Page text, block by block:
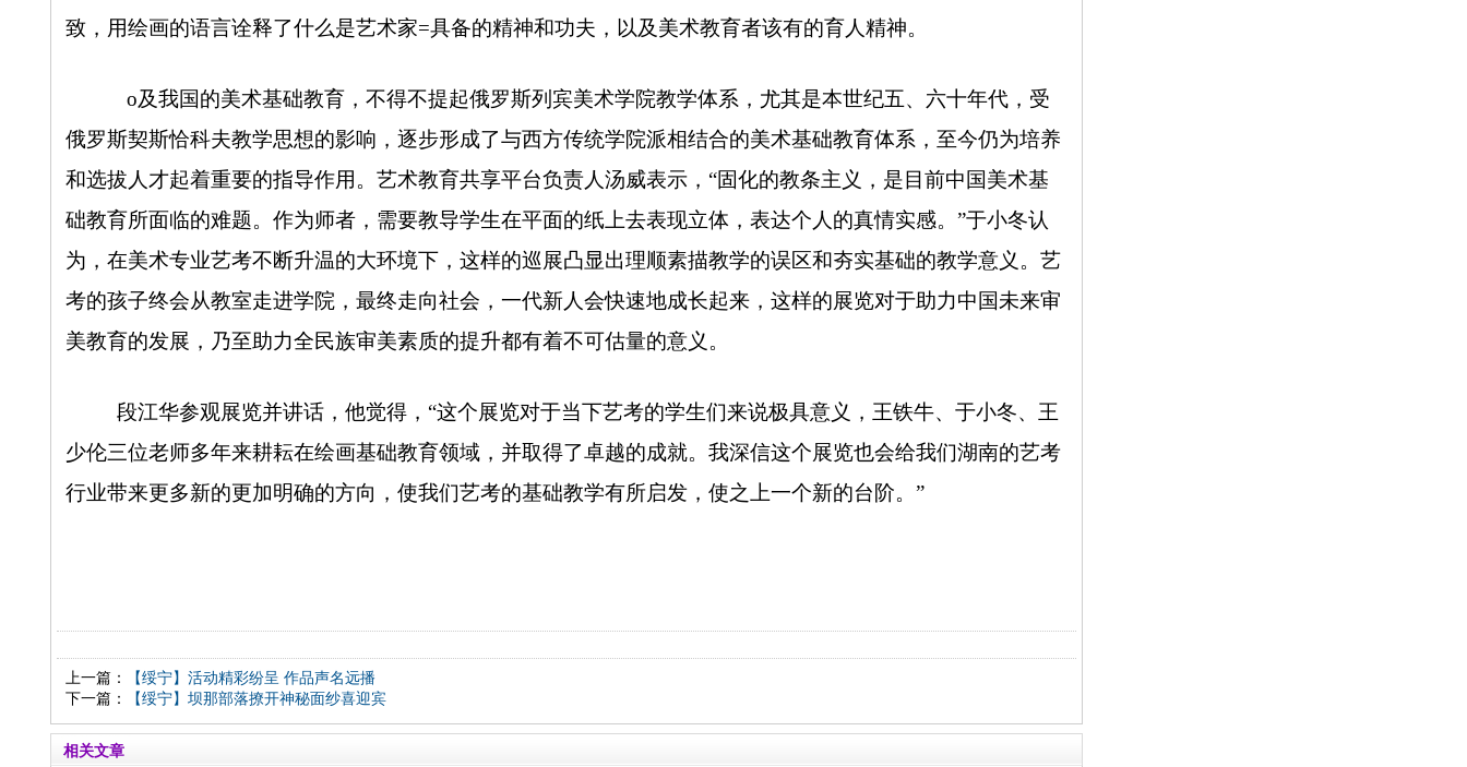
致，用绘画的语言诠释了什么是艺术家=具备的精神和功夫，以及美术教育者该有的育人精神。
o及我国的美术基础教育，不得不提起俄罗斯列宾美术学院教学体系，尤其是本世纪五、六十年代，受
俄罗斯契斯恰科夫教学思想的影响，逐步形成了与西方传统学院派相结合的美术基础教育体系，至今仍为培养
和选拔人才起着重要的指导作用。艺术教育共享平台负责人汤威表示，“固化的教条主义，是目前中国美术基
础教育所面临的难题。作为师者，需要教导学生在平面的纸上去表现立体，表达个人的真情实感。”于小冬认
为，在美术专业艺考不断升温的大环境下，这样的巡展凸显出理顺素描教学的误区和夯实基础的教学意义。艺
考的孩子终会从教室走进学院，最终走向社会，一代新人会快速地成长起来，这样的展览对于助力中国未来审
美教育的发展，乃至助力全民族审美素质的提升都有着不可估量的意义。
段江华参观展览并讲话，他觉得，“这个展览对于当下艺考的学生们来说极具意义，王铁牛、于小冬、王
少伦三位老师多年来耕耘在绘画基础教育领域，并取得了卓越的成就。我深信这个展览也会给我们湖南的艺考
行业带来更多新的更加明确的方向，使我们艺考的基础教学有所启发，使之上一个新的台阶。”
上一篇：
【绥宁】活动精彩纷呈 作品声名远播
下一篇：
【绥宁】坝那部落撩开神秘面纱喜迎宾
相关文章